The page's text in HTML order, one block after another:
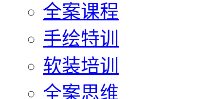
全案课程
手绘特训
软装培训
全案思维